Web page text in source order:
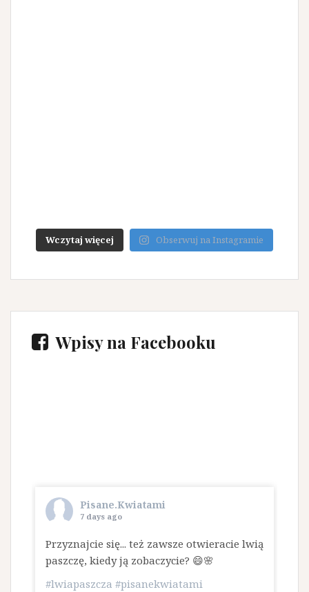
Wczytaj więcej Obserwuj na Instagramie
Wpisy na Facebooku
Pisane.Kwiatami
7 days ago
Przyznajcie się... też zawsze otwieracie lwią
paszczę, kiedy ją zobaczycie? 😄🌸
#lwiapaszcza #pisanekwiatami